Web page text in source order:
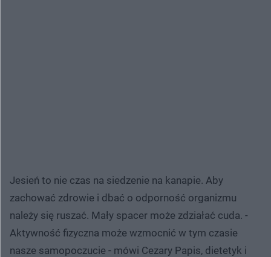
Jesień to nie czas na siedzenie na kanapie. Aby
zachować zdrowie i dbać o odporność organizmu
należy się ruszać. Mały spacer może zdziałać cuda. -
Aktywność fizyczna może wzmocnić w tym czasie
nasze samopoczucie - mówi Cezary Papis, dietetyk i